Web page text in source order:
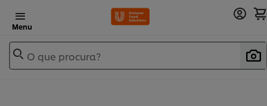
Menu
O que procura?